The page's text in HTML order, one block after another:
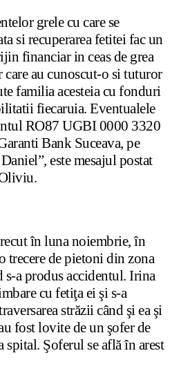
grele cu care se
si recuperarea fetitei fac un
financiar in ceas de grea
au cunoscut-o si tuturor
familia acesteia cu fonduri
fiecaruia. Eventualele
RO87 UGBI 0000 3320
Bank Suceava, pe
este mesajul postat
în luna noiembrie, în
trecere de pietoni din zona
s-a produs accidentul. Irina
cu fetiţa ei şi s-a
străzii când şi ea şi
fost lovite de un şofer de
Şoferul se află în arest